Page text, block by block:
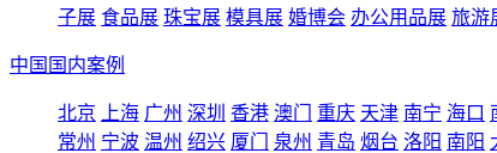
子展 食品展 珠宝展 模具展 婚博会 办公用品展 旅游
中国国内案例
北京 上海 广州 深圳 香港 澳门 重庆 天津 南宁 海口
常州 宁波 温州 绍兴 厦门 泉州 青岛 烟台 洛阳 南阳